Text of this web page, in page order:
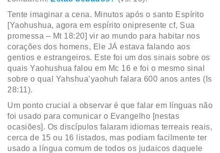
Tente imaginar a cena. Minutos após o santo Espírito
[Yaohushua, agora em espírito onipresente cf, Sua
promessa – Mt 18:20] vir ao mundo para habitar nos
corações dos homens, Ele JÁ estava falando aos
gentios e estrangeiros. Este foi um dos sinais sobre os
quais Yaohushua falou em Mc 16 e foi o mesmo sinal
sobre o qual Yahshua’yaohuh falara 600 anos antes (Is
28:11).
Um ponto crucial a observar é que falar em línguas não
foi usado para comunicar o Evangelho [nestas
ocasiões]. Os discípulos falaram idiomas terreais reais,
cerca de 15 ou 16 listados, mas podiam facilmente ter
usado a língua comum de todos os judaicos daquele